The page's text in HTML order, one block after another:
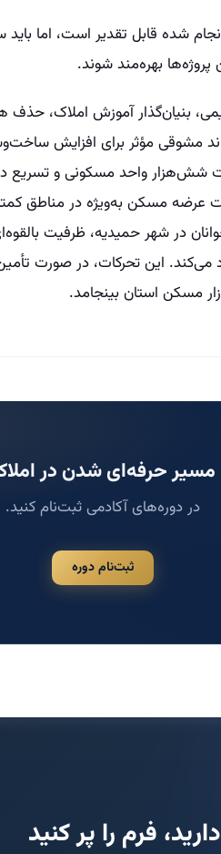
شده قابل تقدیر است، اما
بهره‌مند شوند.
بنیان‌گذار آموزش املاک، حذف
مشوقی مؤثر برای افزایش
شش‌هزار واحد مسکونی و تسریع
عرضه مسکن به‌ویژه در مناطق
هکتاری به جوانان در شهر حمیدیه،
می‌کند. این تحرکات، در صورت
مسکن استان بینجامد.
مسیر حرفه‌ای شدن در
در دوره‌های آکادمی ثبت‌نام کنید.
ثبت‌نام دوره
فرم را پر کنید